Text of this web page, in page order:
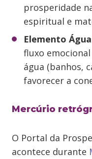
prosperidade
espiritual e
Elemento
fluxo
água (banhos,
favorecer a
Mercúrio
O Portal da
acontece durante